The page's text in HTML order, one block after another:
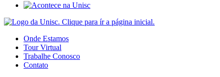
Onde Estamos
Tour Virtual
Trabalhe Conosco
Contato